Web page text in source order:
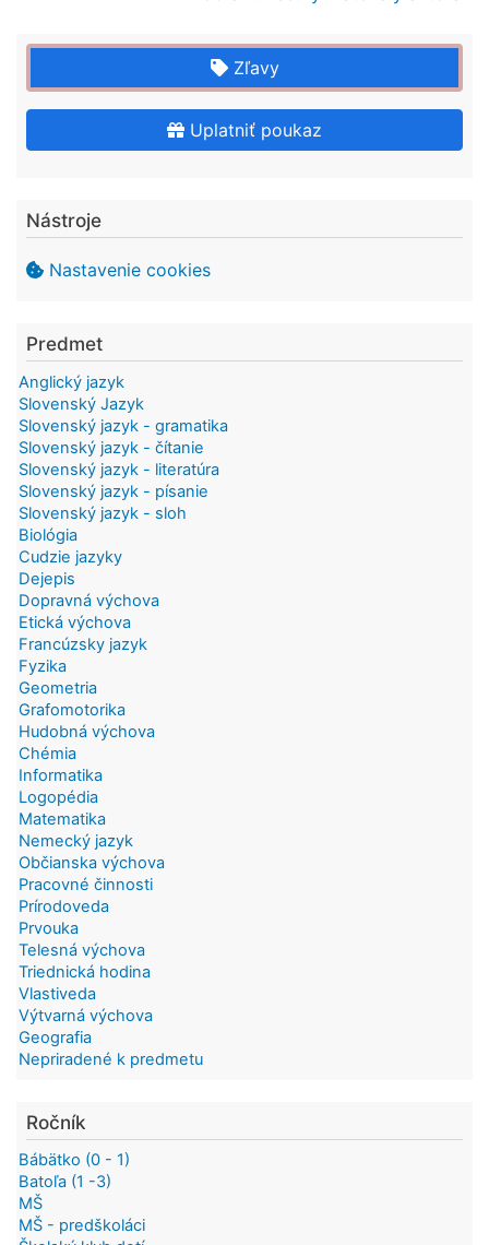
Zľavy
Uplatniť poukaz
Nástroje
Nastavenie cookies
Predmet
Anglický jazyk
Slovenský Jazyk
Slovenský jazyk - gramatika
Slovenský jazyk - čítanie
Slovenský jazyk - literatúra
Slovenský jazyk - písanie
Slovenský jazyk - sloh
Biológia
Cudzie jazyky
Dejepis
Dopravná výchova
Etická výchova
Francúzsky jazyk
Fyzika
Geometria
Grafomotorika
Hudobná výchova
Chémia
Informatika
Logopédia
Matematika
Nemecký jazyk
Občianska výchova
Pracovné činnosti
Prírodoveda
Prvouka
Telesná výchova
Triednická hodina
Vlastiveda
Výtvarná výchova
Geografia
Nepriradené k predmetu
Ročník
Bábätko (0 - 1)
Batoľa (1 -3)
MŠ
MŠ - predškoláci